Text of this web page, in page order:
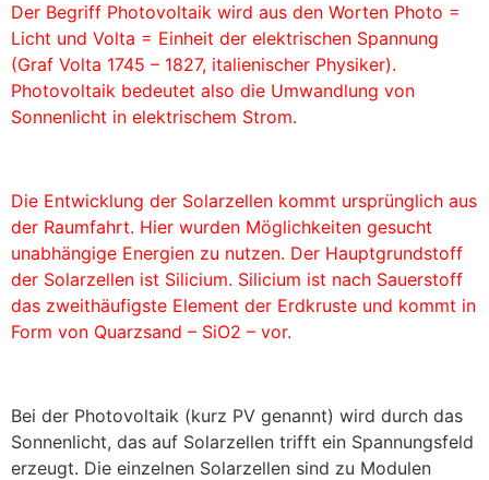
Der Begriff Photovoltaik wird aus den Worten Photo =
Licht und Volta = Einheit der elektrischen Spannung
(Graf Volta 1745 – 1827, italienischer Physiker).
Photovoltaik bedeutet also die Umwandlung von
Sonnenlicht in elektrischem Strom.
Die Entwicklung der Solarzellen kommt ursprünglich aus
der Raumfahrt. Hier wurden Möglichkeiten gesucht
unabhängige Energien zu nutzen. Der Hauptgrundstoff
der Solarzellen ist Silicium. Silicium ist nach Sauerstoff
das zweithäufigste Element der Erdkruste und kommt in
Form von Quarzsand – SiO2 – vor.
Bei der Photovoltaik (kurz PV genannt) wird durch das
Sonnenlicht, das auf Solarzellen trifft ein Spannungsfeld
erzeugt. Die einzelnen Solarzellen sind zu Modulen